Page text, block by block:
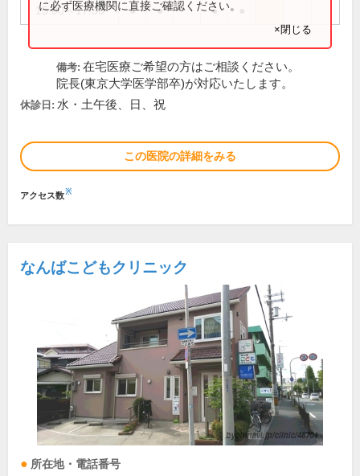
15:00～17:30 ● ● ●
に必ず医療機関に直接ご確認ください。
×閉じる
備考: 在宅医療ご希望の方はご相談ください。
院長(東京大学医学部卒)が対応いたします。
休診日: 水・土午後、日、祝
この医院の詳細をみる
アクセス数※
なんばこどもクリニック
所在地・電話番号